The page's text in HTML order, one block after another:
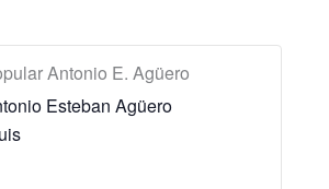
Antonio E. Agüero
Esteban Agüero